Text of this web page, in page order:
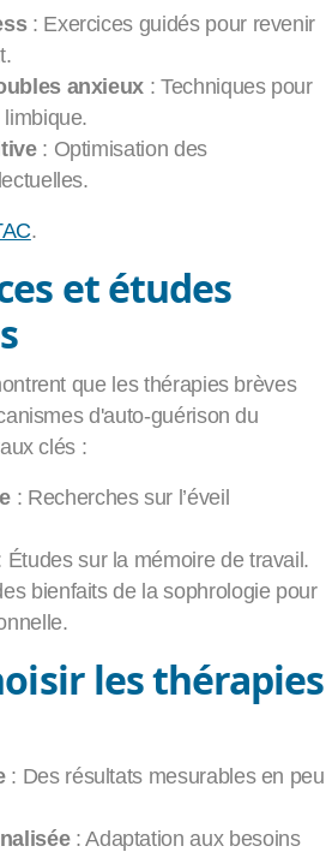
: Exercices guidés pour revenir
anxieux : Techniques pour
: Optimisation des
.
et études
que les thérapies brèves
d'auto-guérison du
clés :
: Recherches sur l’éveil
sur la mémoire de travail.
bienfaits de la sophrologie pour
les thérapies
: Des résultats mesurables en peu
: Adaptation aux besoins